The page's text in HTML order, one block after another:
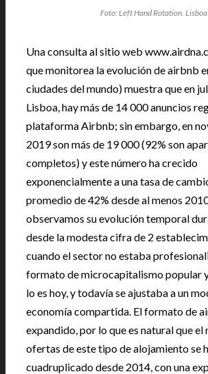
Foto: Left Hand Rotation. Lisboa
Una consulta al sitio web
que monitorea la evolución de airbnb
ciudades del mundo) muestra que en
Lisboa, hay más de 14 000 anuncios
plataforma Airbnb; sin embargo, en
2019 son más de 19 000 (92% son
completos) y este número ha crecido
exponencialmente a una tasa de
promedio de 42% desde al menos
observamos su evolución temporal
desde la modesta cifra de 2
cuando el sector no estaba
formato de microcapitalismo popular
lo es hoy, y todavía se ajustaba a un
economía compartida. El formato de
expandido, por lo que es natural que el
ofertas de este tipo de alojamiento se
cuadruplicado desde 2014, con una